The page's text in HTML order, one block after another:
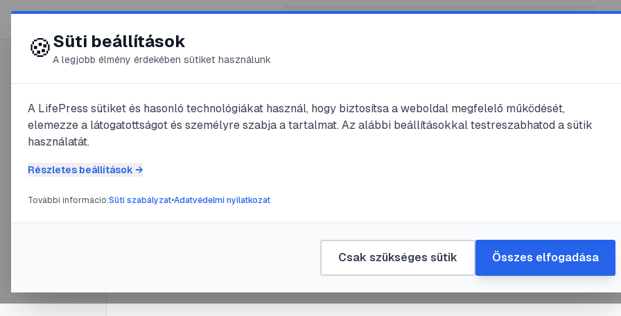
😍 LifePress
@InKog
A hatékony kérdezés
művészete az órán
kommunikáció
🍪Süti beállítások
A legjobb élmény érdekében sütiket használunk
A LifePress sütiket és hasonló technológiákat használ, hogy biztosítsa a weboldal megfelelő működését,
elemezze a látogatottságot és személyre szabja a tartalmat. Az alábbi beállításokkal testreszabhatod a sütik
használatát.
Részletes beállítások →
További információ:Süti szabályzat•Adatvédelmi nyilatkozat
Csak szükséges sütik Összes elfogadása